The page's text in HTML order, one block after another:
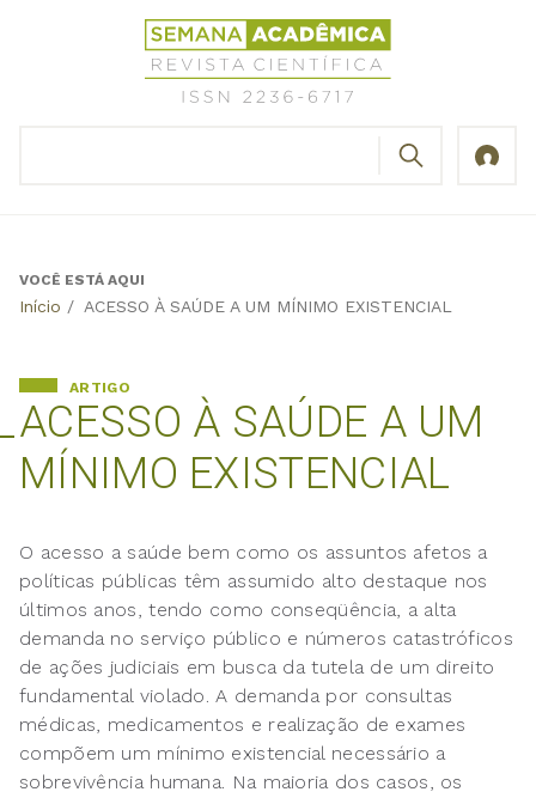
Revista
Científica
Semana
Back
VOCÊ ESTÁ AQUI
Início / ACESSO À SAÚDE A UM MÍNIMO EXISTENCIAL
ACESSO À SAÚDE A UM
MÍNIMO EXISTENCIAL
ARTIGO
O acesso a saúde bem como os assuntos afetos a
políticas públicas têm assumido alto destaque nos
últimos anos, tendo como conseqüência, a alta
demanda no serviço público e números catastróficos
de ações judiciais em busca da tutela de um direito
fundamental violado. A demanda por consultas
médicas, medicamentos e realização de exames
compõem um mínimo existencial necessário a
sobrevivência humana. Na maioria dos casos, os